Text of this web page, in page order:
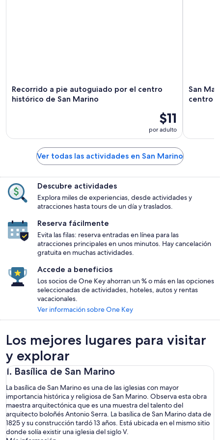
Recorrido a pie autoguiado por el centro
histórico de San Marino
$11
por adulto
San
centro
Ver todas las actividades en San Marino
Descubre actividades
Explora miles de experiencias, desde actividades y
atracciones hasta tours de un día y traslados.
Reserva fácilmente
Evita las filas: reserva entradas en línea para las
atracciones principales en unos minutos. Hay cancelación
gratuita en muchas actividades.
Accede a beneficios
Los socios de One Key ahorran un % o más en las opciones
seleccionadas de actividades, hoteles, autos y rentas
vacacionales.
Ver información sobre One Key
Los mejores lugares para visitar
y explorar
1. Basílica de San Marino
La basílica de San Marino es una de las iglesias con mayor
importancia histórica y religiosa de San Marino. Observa esta obra
maestra arquitectónica que es una muestra del talento del
arquitecto boloñés Antonio Serra. La basílica de San Marino data de
1825 y su construcción tardó 13 años. Está ubicada en el mismo sitio
donde solía existir una iglesia del siglo V.